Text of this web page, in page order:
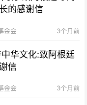
的感谢信
金会 3个月前
华文化:致阿根廷
信
金会 3个月前